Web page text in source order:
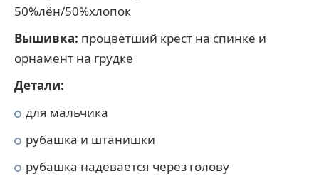
50%лён/50%хлопок
Вышивка: процветший крест на спинке и
орнамент на грудке
Детали:
для мальчика
рубашка и штанишки
рубашка надевается через голову